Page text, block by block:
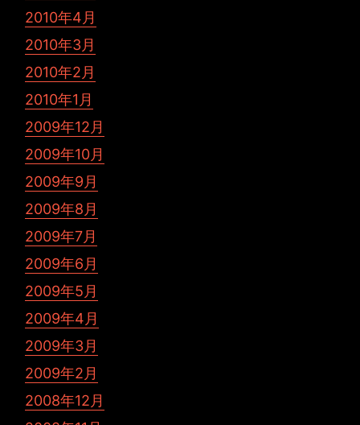
2010年4月
2010年3月
2010年2月
2010年1月
2009年12月
2009年10月
2009年9月
2009年8月
2009年7月
2009年6月
2009年5月
2009年4月
2009年3月
2009年2月
2008年12月